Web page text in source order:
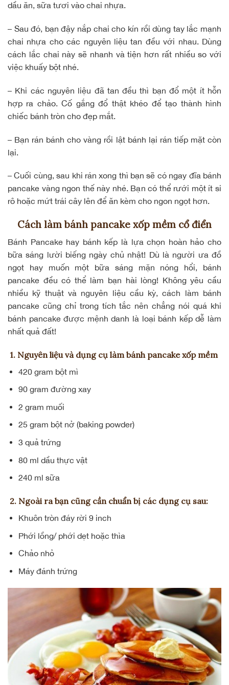
dầu ăn, sữa tươi vào chai nhựa.
– Sau đó, bạn đậy nắp chai cho kín rồi dùng tay lắc mạnh
chai nhựa cho các nguyên liệu tan đều với nhau. Dùng
cách lắc chai này sẽ nhanh và tiện hơn rất nhiều so với
việc khuấy bột nhé.
– Khi các nguyên liệu đã tan đều thì bạn đổ một ít hỗn
hợp ra chảo. Cố gắng đổ thật khéo để tạo thành hình
chiếc bánh tròn cho đẹp mắt.
– Bạn rán bánh cho vàng rồi lật bánh lại rán tiếp mặt còn
lại.
– Cuối cùng, sau khi rán xong thì bạn sẽ có ngay đĩa bánh
pancake vàng ngon thế này nhé. Bạn có thể rưới một ít si
rô hoặc mứt trái cây lên để ăn kèm cho ngon ngọt hơn.
Cách làm bánh pancake xốp mềm cổ điển
Bánh Pancake hay bánh kếp là lựa chọn hoàn hảo cho
bữa sáng lười biếng ngày chủ nhật! Dù là người ưa đồ
ngọt hay muốn một bữa sáng mặn nóng hổi, bánh
pancake đều có thể làm bạn hài lòng! Không yêu cầu
nhiều kỹ thuật và nguyên liệu cầu kỳ, cách làm bánh
pancake cũng chỉ trong tích tắc nên chẳng nói quá khi
bánh pancake được mệnh danh là loại bánh kếp dễ làm
nhất quả đất!
1. Nguyên liệu và dụng cụ làm bánh pancake xốp mềm
420 gram bột mì
90 gram đường xay
2 gram muối
25 gram bột nở (baking powder)
3 quả trứng
80 ml dầu thực vật
240 ml sữa
2. Ngoài ra bạn cũng cần chuẩn bị các dụng cụ sau:
Khuôn tròn đáy rời 9 inch
Phới lồng/ phới dẹt hoặc thìa
Chảo nhỏ
Máy đánh trứng